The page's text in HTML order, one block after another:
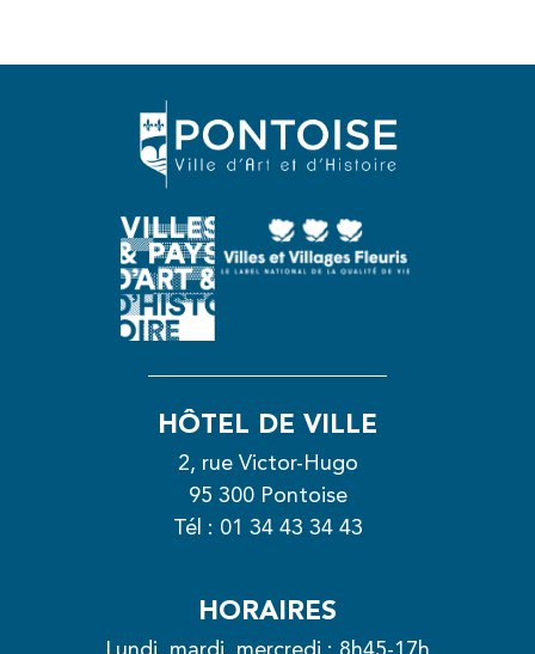
HÔTEL DE VILLE
2, rue Victor-Hugo
95 300 Pontoise
Tél : 01 34 43 34 43
HORAIRES